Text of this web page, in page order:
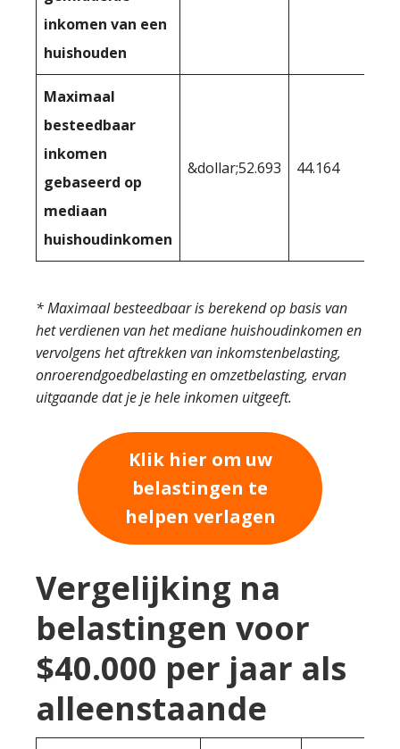
inkomen van een
huishouden
Maximaal
besteedbaar
inkomen
gebaseerd op
mediaan
huishoudinkomen
&dollar;52.693 44.164
* Maximaal besteedbaar is berekend op basis van
het verdienen van het mediane huishoudinkomen en
vervolgens het aftrekken van inkomstenbelasting,
onroerendgoedbelasting en omzetbelasting, ervan
uitgaande dat je je hele inkomen uitgeeft.
Klik hier om uw
belastingen te
helpen verlagen
Vergelijking na
belastingen voor
$40.000 per jaar als
alleenstaande